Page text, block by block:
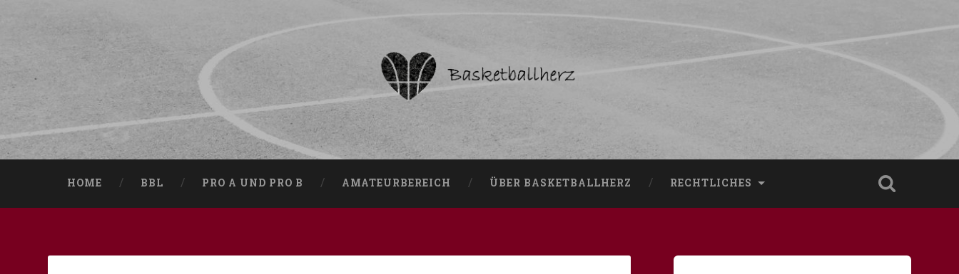
HOME BBL PRO A UND PRO B AMATEURBEREICH ÜBER BASKETBALLHERZ RECHTLICHES